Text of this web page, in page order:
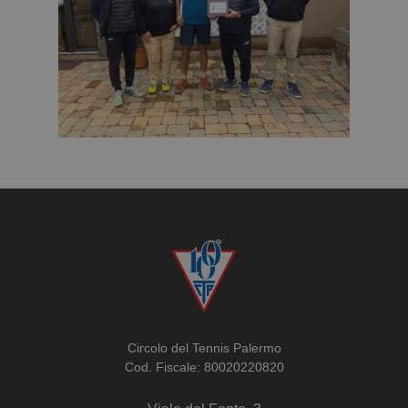
Circolo del Tennis Palermo
Cod. Fiscale: 80020220820